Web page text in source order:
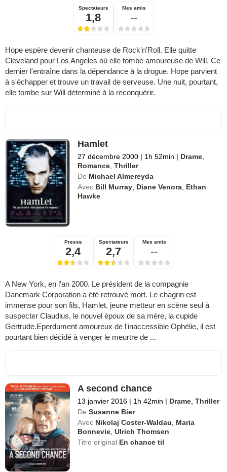
Spectateurs
1,8
Mes amis
--
Hope espère devenir chanteuse de Rock'n'Roll. Elle quitte
Cleveland pour Los Angeles où elle tombe amoureuse de Will. Ce
dernier l'entraîne dans la dépendance à la drogue. Hope parvient
à s'échapper et trouve un travail de serveuse. Une nuit, pourtant,
elle tombe sur Will déterminé à la reconquérir.
Hamlet
27 décembre 2000 | 1h 52min | Drame,
Romance,Thriller
De Michael Almereyda
Avec Bill Murray, Diane Venora, Ethan
Hawke
Presse
2,4
Spectateurs
2,7
Mes amis
--
A New York, en l'an 2000. Le président de la compagnie
Danemark Corporation a été retrouvé mort. Le chagrin est
immense pour son fils, Hamlet, jeune metteur en scène seul à
suspecter Claudius, le nouvel époux de sa mère, la cupide
Gertrude.Eperdument amoureux de l'inaccessible Ophélie, il est
pourtant bien décidé à venger le meurtre de ...
A second chance
13 janvier 2016 | 1h 42min | Drame,Thriller
De Susanne Bier
Avec Nikolaj Coster-Waldau, Maria
Bonnevie,Ulrich Thomsen
Titre original En chance til